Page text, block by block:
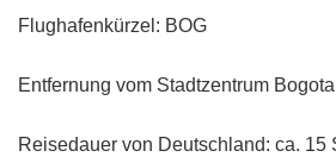
Flughafenkürzel: BOG
Entfernung vom Stadtzentrum
Reisedauer von Deutschland: ca. 15